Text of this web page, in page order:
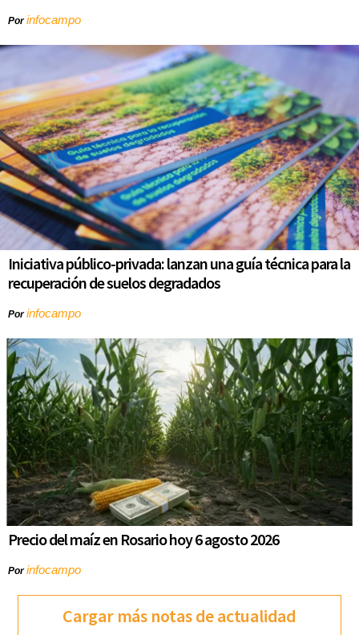
Porinfocampo
Iniciativa público-privada: lanzan una guía técnica para la
recuperación de suelos degradados
Porinfocampo
Precio del maíz en Rosario hoy 6 agosto 2026
Porinfocampo
Cargar más notas de actualidad